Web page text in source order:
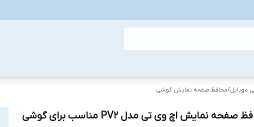
موبایل/محافظ صفحه نمایش گوشی
محافظ صفحه نمایش اچ وی تی مدل PV2 مناسب برای گوشی